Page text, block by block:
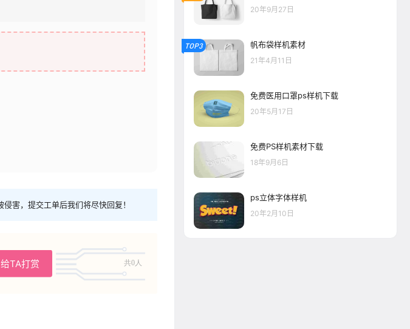
害，提交工单后我们将尽快回复！
给TA打赏 共0人
20年9月27日
TOP3 帆布袋样机素材
21年4月11日
免费医用口罩ps样机下载
20年5月17日
免费PS样机素材下载
18年9月6日
ps立体字体样机
20年2月10日